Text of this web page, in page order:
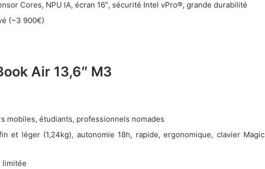
Cores, NPU IA, écran 16″, sécurité Intel vPro®, grande durabilité
(~3 900€)
Air 13,6″ M3
mobiles, étudiants, professionnels nomades
et léger (1,24kg), autonomie 18h, rapide, ergonomique, clavier Magic
limitée